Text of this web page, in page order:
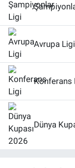
Avrupa Ligi
Konferans
Dünya